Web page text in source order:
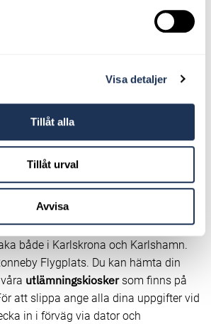
Visa detaljer
Tillåt alla
Tillåt urval
Avvisa
Karlskrona, men bilarna kan hämtas
både i Karlskrona och Karlshamn.
Flygplats. Du kan hämta din
utlämningskioskersom finns på
att slippa ange alla dina uppgifter vid
in i förväg via dator och